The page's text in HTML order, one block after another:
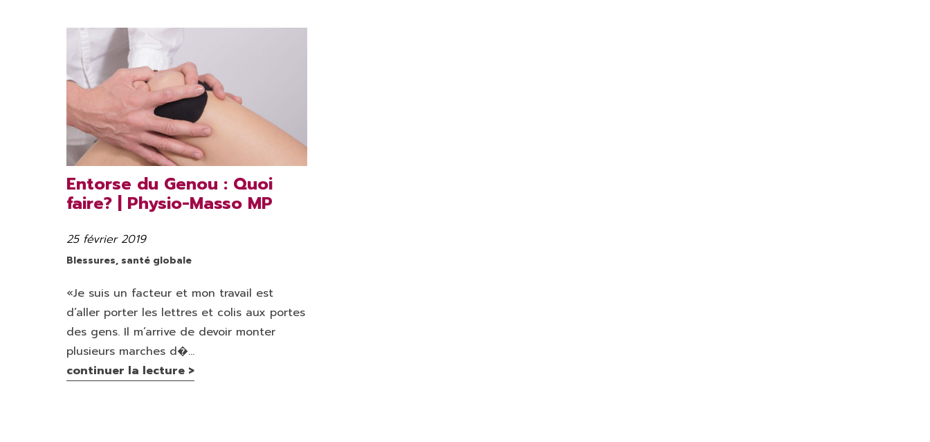
Entorse du Genou : Quoi
faire? | Physio-Masso MP
Publié
25 février 2019
Catégories
Blessures, santé globale
«Je suis un facteur et mon travail est
d’aller porter les lettres et colis aux portes
des gens. Il m’arrive de devoir monter
plusieurs marches d�...
continuer la lecture >